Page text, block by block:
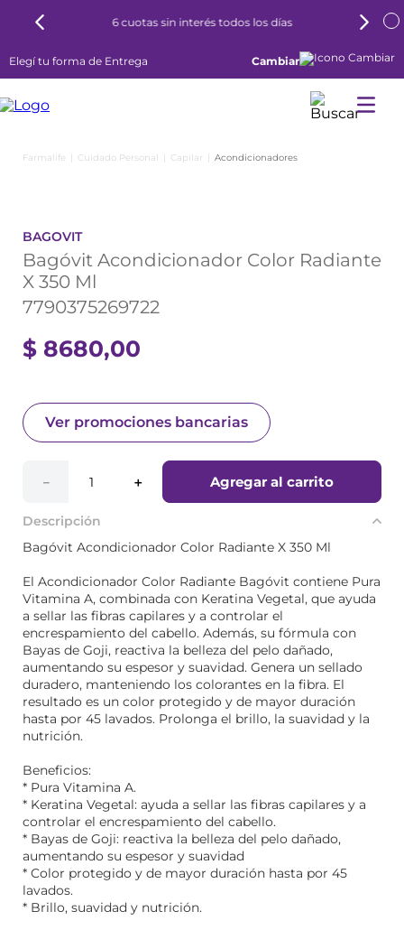
6 cuotas sin interés todos los días
Elegí tu forma de Entrega Cambiar
Cuidado Personal Capilar Acondicionadores
BAGOVIT
Bagóvit Acondicionador Color Radiante
X 350 Ml
7790375269722
$ 8680,00
Ver promociones bancarias
＋
－ Agregar al carrito
Descripción
Bagóvit Acondicionador Color Radiante X 350 Ml
El Acondicionador Color Radiante Bagóvit contiene Pura
Vitamina A, combinada con Keratina Vegetal, que ayuda
a sellar las fibras capilares y a controlar el
encrespamiento del cabello. Además, su fórmula con
Bayas de Goji, reactiva la belleza del pelo dañado,
aumentando su espesor y suavidad. Genera un sellado
duradero, manteniendo los colorantes en la fibra. El
resultado es un color protegido y de mayor duración
hasta por 45 lavados. Prolonga el brillo, la suavidad y la
nutrición.
Beneficios:
* Pura Vitamina A.
* Keratina Vegetal: ayuda a sellar las fibras capilares y a
controlar el encrespamiento del cabello.
* Bayas de Goji: reactiva la belleza del pelo dañado,
aumentando su espesor y suavidad
* Color protegido y de mayor duración hasta por 45
lavados.
* Brillo, suavidad y nutrición.